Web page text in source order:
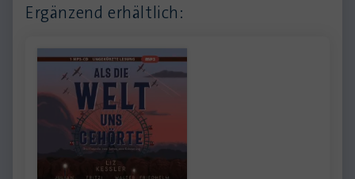
Ergänzend erhältlich: